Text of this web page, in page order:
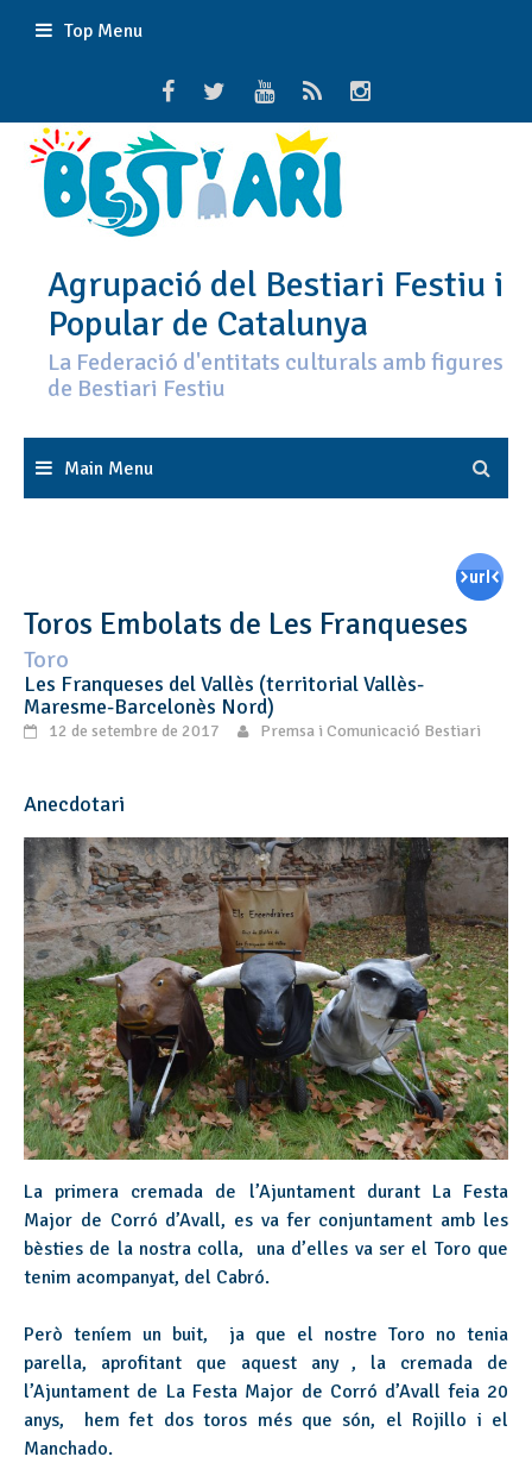
Top Menu
Agrupació del Bestiari Festiu i
Popular de Catalunya
La Federació d'entitats culturals amb figures
de Bestiari Festiu
Main Menu
Toros Embolats de Les Franqueses
Toro
Les Franqueses del Vallès (territorial Vallès-
Maresme-Barcelonès Nord)
12 de setembre de 2017 Premsa i Comunicació Bestiari
Anecdotari
La primera cremada de l’Ajuntament durant La Festa
Major de Corró d’Avall, es va fer conjuntament amb les
bèsties de la nostra colla, una d’elles va ser el Toro que
tenim acompanyat, del Cabró.
Però teníem un buit, ja que el nostre Toro no tenia
parella, aprofitant que aquest any , la cremada de
l’Ajuntament de La Festa Major de Corró d’Avall feia 20
anys, hem fet dos toros més que són, el Rojillo i el
Manchado.